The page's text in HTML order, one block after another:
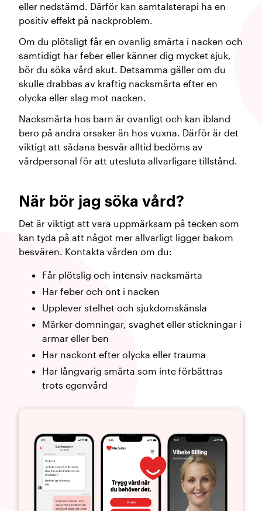
eller nedstämd. Därför kan samtalsterapi ha en
positiv effekt på nackproblem.
Om du plötsligt får en ovanlig smärta i nacken och
samtidigt har feber eller känner dig mycket sjuk,
bör du söka vård akut. Detsamma gäller om du
skulle drabbas av kraftig nacksmärta efter en
olycka eller slag mot nacken.
Nacksmärta hos barn är ovanligt och kan ibland
bero på andra orsaker än hos vuxna. Därför är det
viktigt att sådana besvär alltid bedöms av
vårdpersonal för att utesluta allvarligare tillstånd.
När bör jag söka vård?
Det är viktigt att vara uppmärksam på tecken som
kan tyda på att något mer allvarligt ligger bakom
besvären. Kontakta vården om du:
Får plötslig och intensiv nacksmärta
Har feber och ont i nacken
Upplever stelhet och sjukdomskänsla
Märker domningar, svaghet eller stickningar i
armar eller ben
Har nackont efter olycka eller trauma
Har långvarig smärta som inte förbättras
trots egenvård